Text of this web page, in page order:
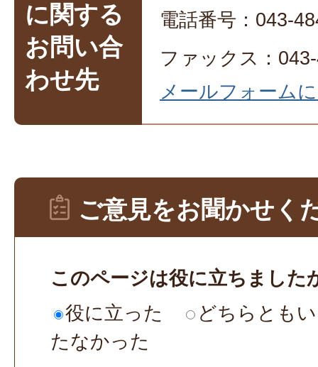
に関する
お問い合
わせ先
電話番号：043-
ファックス：
メールフォーム
ご意見をお聞かせく
このページは役に立ちました
役に立った
どちらとも
たなかった